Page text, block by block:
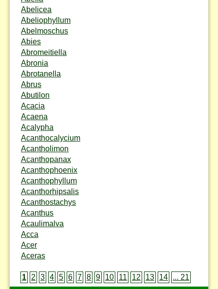
Abelicea
Abeliophyllum
Abelmoschus
Abies
Abromeitiella
Abronia
Abrotanella
Abrus
Abutilon
Acacia
Acaena
Acalypha
Acanthocalycium
Acantholimon
Acanthopanax
Acanthophoenix
Acanthophyllum
Acanthorhipsalis
Acanthostachys
Acanthus
Acaulimalva
Acca
Acer
Aceras
1 2 3 4 5 6 7 8 9 10 11 12 13 14 ... 21